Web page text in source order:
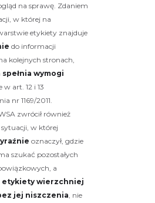
na sprawę. Zdaniem
w której na
etykiety znajduje
do informacji
kolejnych stronach,
spełnia wymogi
art. 12 i 13
nr 1169/2011.
zwrócił również
w której
oznaczył, gdzie
szukać pozostałych
a
wierzchniej
jej niszczenia , nie